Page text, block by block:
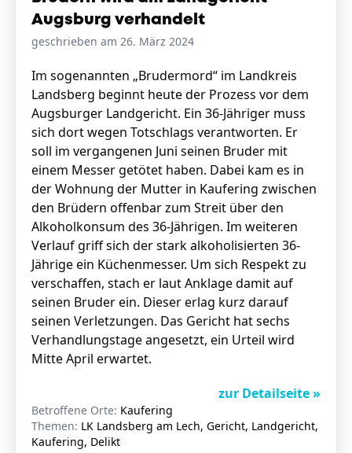
Augsburg verhandelt
geschrieben am 26. März 2024
Im sogenannten „Brudermord“ im Landkreis
Landsberg beginnt heute der Prozess vor dem
Augsburger Landgericht. Ein 36-Jähriger muss
sich dort wegen Totschlags verantworten. Er
soll im vergangenen Juni seinen Bruder mit
einem Messer getötet haben. Dabei kam es in
der Wohnung der Mutter in Kaufering zwischen
den Brüdern offenbar zum Streit über den
Alkoholkonsum des 36-Jährigen. Im weiteren
Verlauf griff sich der stark alkoholisierten 36-
Jährige ein Küchenmesser. Um sich Respekt zu
verschaffen, stach er laut Anklage damit auf
seinen Bruder ein. Dieser erlag kurz darauf
seinen Verletzungen. Das Gericht hat sechs
Verhandlungstage angesetzt, ein Urteil wird
Mitte April erwartet.
zur Detailseite »
Betroffene Orte: Kaufering
Themen: LK Landsberg am Lech, Gericht, Landgericht,
Kaufering, Delikt